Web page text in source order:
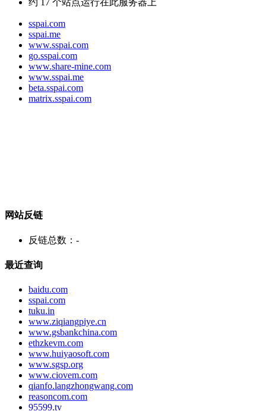
约 17 个站点运行在此服务器上
sspai.com
sspai.me
www.sspai.com
go.sspai.com
www.share-mine.com
www.sspai.me
beta.sspai.com
matrix.sspai.com
网站反链
反链总数： -
最近查询
baidu.com
sspai.com
tuku.in
www.ziqiangpiye.cn
www.gsbankchina.com
ethzkevm.com
www.huiyaosoft.com
www.sgsp.org
www.ciovem.com
qianfo.langzhongwang.com
reasoncom.com
95599.tv